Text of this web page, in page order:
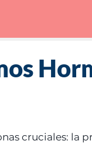
cruciales: la